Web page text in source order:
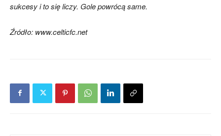
sukcesy i to się liczy. Gole powrócą same.
Źródło: www.celticfc.net